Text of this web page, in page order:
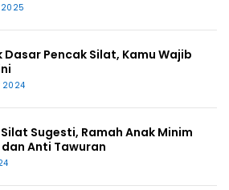
2025
Dasar Pencak Silat, Kamu Wajib
2024
Sugesti, Ramah Anak Minim
Anti Tawuran